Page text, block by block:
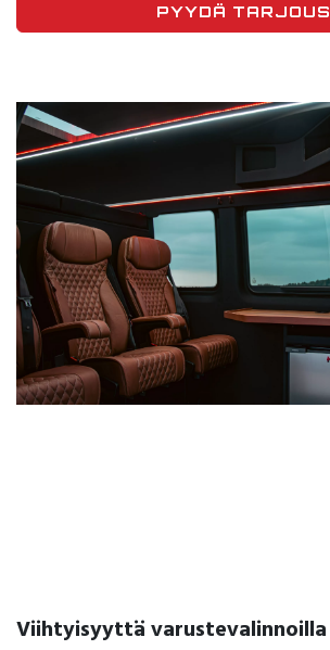
PYYDÄ TARJOUS
Viihtyisyyttä varustevalinnoilla